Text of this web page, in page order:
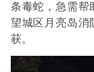
条毒蛇，急需帮
望城区月亮岛消
获。